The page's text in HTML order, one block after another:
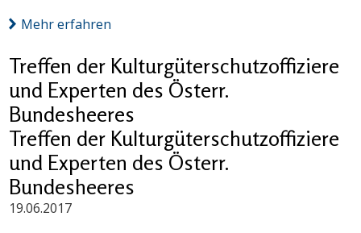
Mehr erfahren
Treffen der Kulturgüterschutzoffiziere
und Experten des Österr.
Bundesheeres
Treffen der Kulturgüterschutzoffiziere
und Experten des Österr.
Bundesheeres
19.06.2017